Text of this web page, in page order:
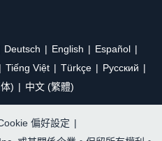
Deutsch English
Español
Tiếng Việt Türkçe
Ρусский
) 中文 (繁體)
偏好設定 |